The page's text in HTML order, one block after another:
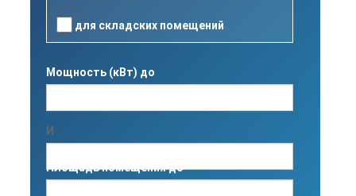
для складских помещений
Мощность (кВт) до
И
Площадь помещения до